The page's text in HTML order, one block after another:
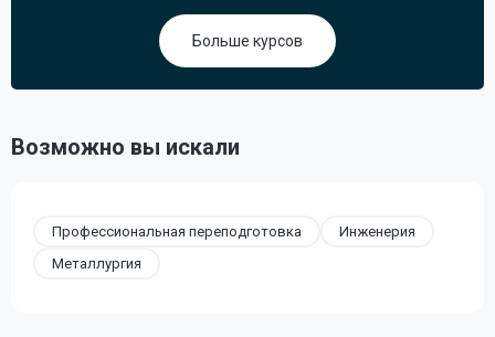
Больше курсов
Возможно вы искали
Профессиональная переподготовка
Инженерия
Металлургия